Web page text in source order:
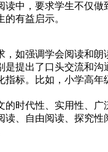
中，要求学生不仅
有益启示。
如强调学会阅读和朗
提出了口头交流和
标。比如，小学高年
时代性、实用性、广
、自由阅读、探究性